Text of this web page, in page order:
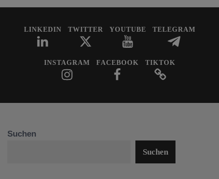
LINKEDIN TWITTER YOUTUBE TELEGRAM
INSTAGRAM FACEBOOK TIKTOK
Suchen
Suchen